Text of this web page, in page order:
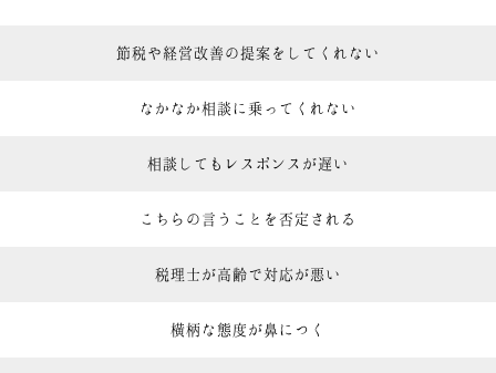
節税や経営改善の提案をしてくれない
なかなか相談に乗ってくれない
相談してもレスポンスが遅い
こちらの言うことを否定される
税理士が高齢で対応が悪い
横柄な態度が鼻につく